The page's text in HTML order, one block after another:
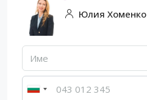
Юлия Хоменко